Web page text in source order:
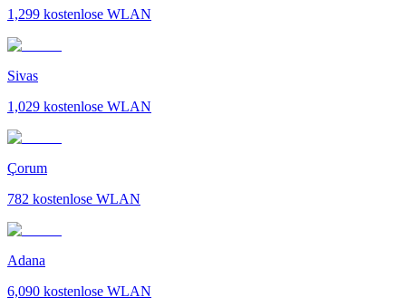
1,299 kostenlose WLAN
Sivas
1,029 kostenlose WLAN
Çorum
782 kostenlose WLAN
Adana
6,090 kostenlose WLAN